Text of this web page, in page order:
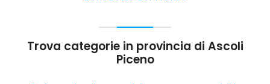
Trova categorie in provincia di Ascoli
Piceno